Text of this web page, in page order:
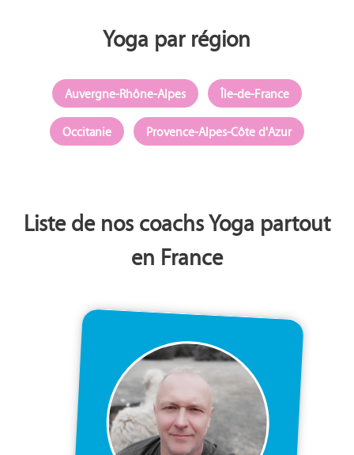
Yoga par région
Auvergne-Rhône-Alpes
Île-de-France
Occitanie
Provence-Alpes-Côte d'Azur
Liste de nos coachs Yoga partout
en France